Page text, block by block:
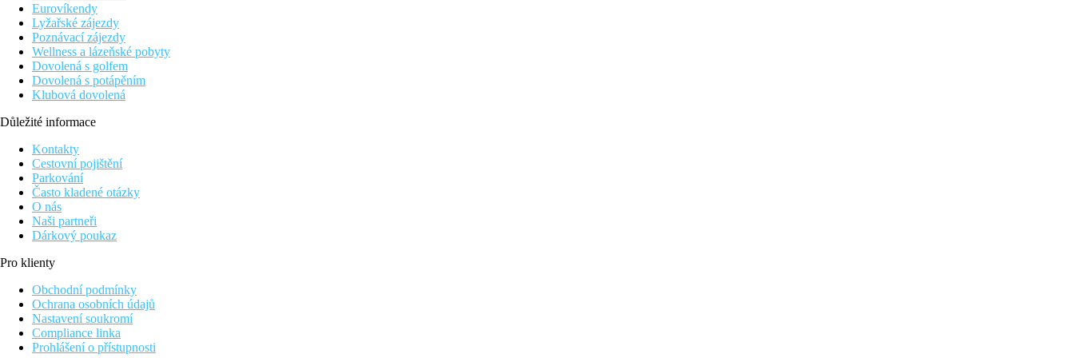
17 m2
koupelna, WC (vysoušeč vlasů)
klimatizace
TV/sat.
trezor (za poplatek)
telefon
wifi (zdarma)
balkon nebo terasa
v méně výhodné poloze
Ostatní typy pokojů
Dvoulůžkový pokoj, Výhled zahrada:
Rodinný pokoj, Open plan, Výhled zahrada:
lůžka (80 cm x 190 cm), výhled zahrada
Suita, Open plan, Výhled zahrada, Sdílený bazén:
Popis hotelu
vstupní hala s recepcí
restaurace
Eurovíkendy
Lyžařské zájezdy
Poznávací zájezdy
Wellness a lázeňské pobyty
Dovolená s golfem
Dovolená s potápěním
Klubová dovolená
Důležité informace
Kontakty
Cestovní pojištění
Parkování
Často kladené otázky
O nás
Naši partneři
Dárkový poukaz
Pro klienty
Obchodní podmínky
Ochrana osobních údajů
Nastavení soukromí
Compliance linka
Prohlášení o přístupnosti